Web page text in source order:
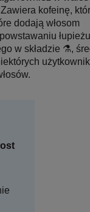
kofeinę,
dodają włosom
w składzie ⚗️,